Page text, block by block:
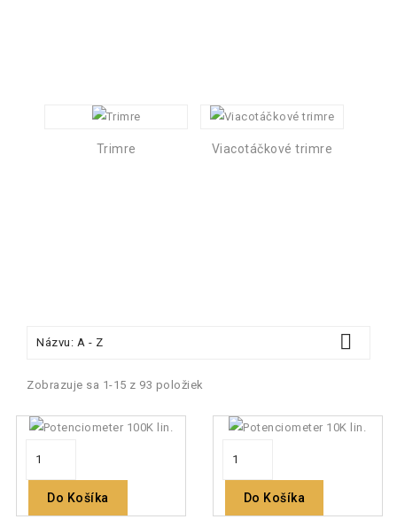
Trimre Viacotáčkové trimre
Názvu: A - Z 
Zobrazuje sa 1-15 z 93 položiek
Do Košíka Do Košíka